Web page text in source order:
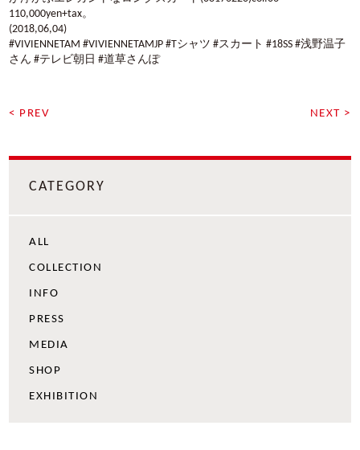
110,000yen+tax。
(2018,06,04)
#VIVIENNETAM #VIVIENNETAMJP #Tシャツ #スカート #18SS #浅野温子
さん #テレビ朝日 #道草さんぽ
< PREV NEXT >
CATEGORY
ALL
COLLECTION
INFO
PRESS
MEDIA
SHOP
EXHIBITION